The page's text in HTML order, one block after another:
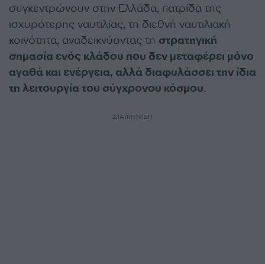
συγκεντρώνουν στην Ελλάδα, πατρίδα της
ισχυρότερης ναυτιλίας, τη διεθνή ναυτιλιακή
κοινότητα, αναδεικνύοντας τη στρατηγική
σημασία ενός κλάδου που δεν μεταφέρει μόνο
αγαθά και ενέργεια, αλλά διαφυλάσσει την ίδια
τη λειτουργία του σύγχρονου κόσμου.
ΔΙΑΦΗΜΙΣΗ